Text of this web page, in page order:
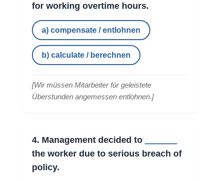
for working overtime hours.
a) compensate / entlohnen
b) calculate / berechnen
[Wir müssen Mitarbeiter für geleistete
Überstunden angemessen entlohnen.]
4. Management decided to
the worker due to serious breach of
policy.